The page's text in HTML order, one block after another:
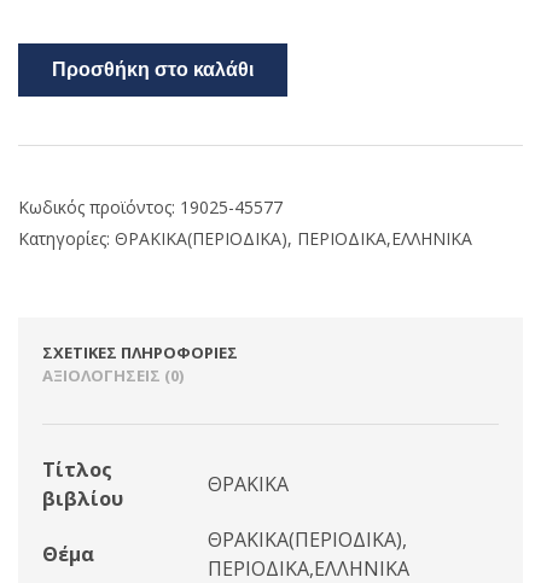
Προσθήκη στο καλάθι
Κωδικός προϊόντος: 19025-45577
Κατηγορίες: ΘΡΑΚΙΚΑ(ΠΕΡΙΟΔΙΚΑ), ΠΕΡΙΟΔΙΚΑ,ΕΛΛΗΝΙΚΑ
ΣΧΕΤΙΚΈΣ ΠΛΗΡΟΦΟΡΊΕΣ
ΑΞΙΟΛΟΓΉΣΕΙΣ (0)
Τίτλος
βιβλίου
ΘΡΑΚΙΚΑ
Θέμα
ΘΡΑΚΙΚΑ(ΠΕΡΙΟΔΙΚΑ),
ΠΕΡΙΟΔΙΚΑ,ΕΛΛΗΝΙΚΑ